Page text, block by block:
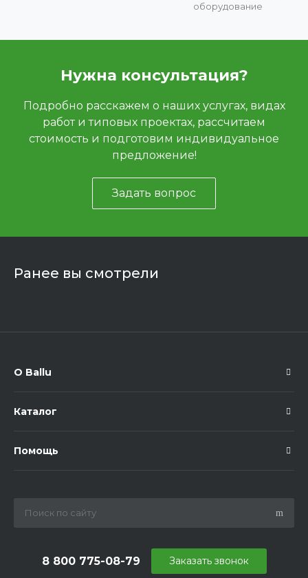
оборудование
Нужна консультация?
Подробно расскажем о наших услугах, видах
работ и типовых проектах, рассчитаем
стоимость и подготовим индивидуальное
предложение!
Задать вопрос
Ранее вы смотрели
О Ballu
Каталог
Помощь
8 800 775-08-79 Заказать звонок